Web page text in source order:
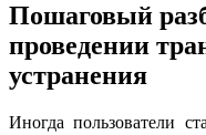
Пошаговый
проведении
устранения
Иногда пользователи